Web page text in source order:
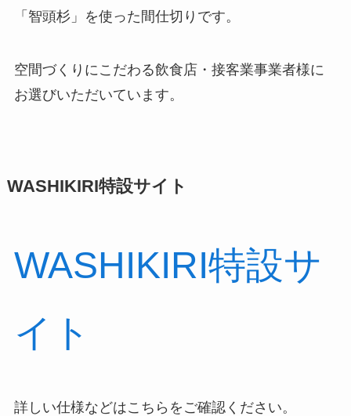
「智頭杉」を使った間仕切りです。
空間づくりにこだわる飲食店・接客業事業者様に
お選びいただいています。
WASHIKIRI特設サイト
WASHIKIRI特設サ
イト
詳しい仕様などはこちらをご確認ください。